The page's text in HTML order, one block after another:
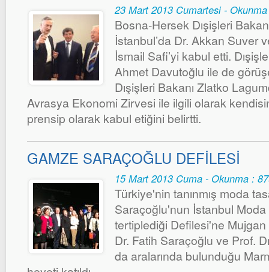
23 Mart 2013 Cumartesi -
Bosna-Hersek Dışişleri
İstanbul’da Dr. Akkan Suver
İsmail Safi’yi kabul etti.
Ahmet Davutoğlu ile de
Dışişleri Bakanı Zlatko
Avrasya Ekonomi Zirvesi ile ilgili olarak
prensip olarak kabul etiğini belirtti.
GAMZE SARAÇOĞLU DEFİLESİ
15 Mart 2013 Cuma - Okunma :
Türkiye'nin tanınmış moda
Saraçoğlu'nun İstanbul
tertiplediği Defilesi'ne
Dr. Fatih Saraçoğlu ve Prof.
da aralarında bulunduğu